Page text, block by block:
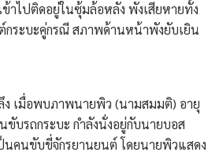
าไปติดอยู่ในซุ้มล้อหลัง พังเสียหายทั้ง
ระบะคู่กรณี สภาพด้านหน้าพังยับเยิน
ง เมื่อพบภาพนายพิว (นามสมมติ) อายุ
บรถกระบะ กำลังนั่งอยู่กับนายบอส
นคนขับขี่จักรยานยนต์ โดยนายพิวแสดง